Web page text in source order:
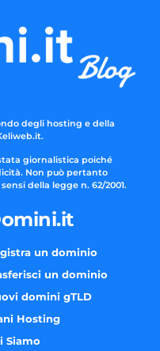
degli hosting e della
giornalistica poiché
Non può pertanto
della legge n. 62/2001.
un dominio
un dominio
domini gTLD
Hosting
Siamo